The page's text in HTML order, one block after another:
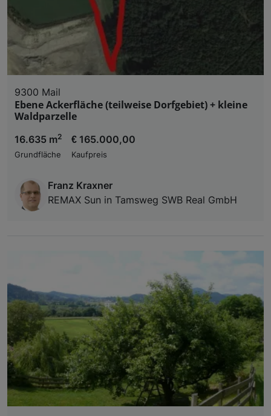
9300 Mail
Ebene Ackerfläche (teilweise Dorfgebiet) + kleine
Waldparzelle
16.635 m2
Grundfläche
€ 165.000,00
Kaufpreis
Franz Kraxner
REMAX Sun in Tamsweg SWB Real GmbH